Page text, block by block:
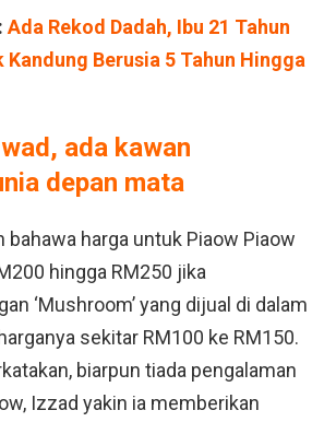
Ada Rekod Dadah, Ibu 21 Tahun
Kandung Berusia 5 Tahun Hingga
ada kawan
depan mata
bahawa harga untuk Piaow Piaow
hingga RM250 jika
‘Mushroom’ yang dijual di dalam
sekitar RM100 ke RM150.
biarpun tiada pengalaman
Izzad yakin ia memberikan